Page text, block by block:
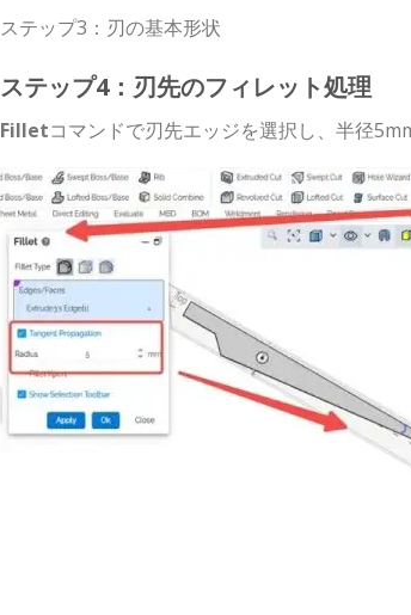
ステップ3：刃の基本形状
ステップ4：刃先のフィレット処理
Filletコマンドで刃先エッジを選択し、半径